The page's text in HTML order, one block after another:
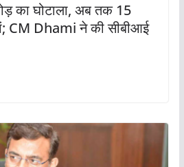
का घोटाला, अब तक 15
CM Dhami ने की सीबीआई